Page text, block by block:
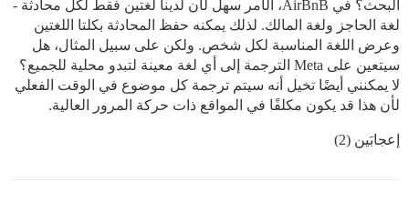
البحث؟ في AirBnB، الأمر سهل لأن لدينا لغتين فقط لكل محادثة -
لغة الحاجز ولغة المالك. لذلك يمكنه حفظ المحادثة بكلتا اللغتين
وعرض اللغة المناسبة لكل شخص. ولكن على سبيل المثال، هل
سيتعين على Meta الترجمة إلى أي لغة معينة لتبدو محلية للجميع؟
لا يمكنني أيضًا تخيل أنه سيتم ترجمة كل موضوع في الوقت الفعلي
لأن هذا قد يكون مكلفًا في المواقع ذات حركة المرور العالية.
إعجابَين (2)